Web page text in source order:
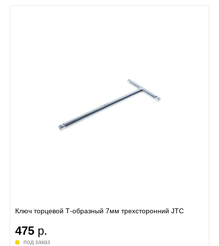
Ключ торцевой Т-образный 7мм трехсторонний JTC
475 р.
под заказ